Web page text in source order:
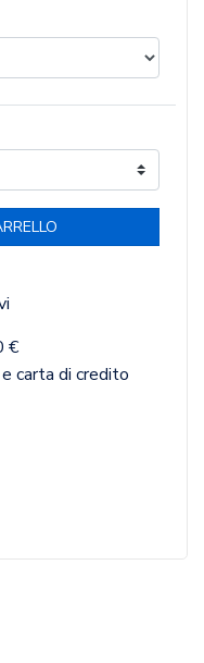
€
carta di credito